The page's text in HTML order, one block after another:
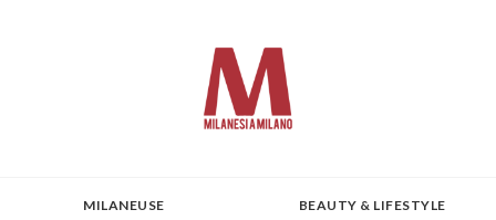
MILANEUSE
BEAUTY & LIFESTYLE